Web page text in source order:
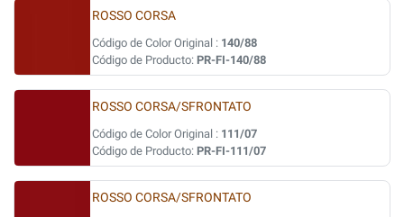
ROSSO CORSA
Código de Color Original : 140/88
Código de Producto: PR-FI-140/88
ROSSO CORSA/SFRONTATO
Código de Color Original : 111/07
Código de Producto: PR-FI-111/07
ROSSO CORSA/SFRONTATO